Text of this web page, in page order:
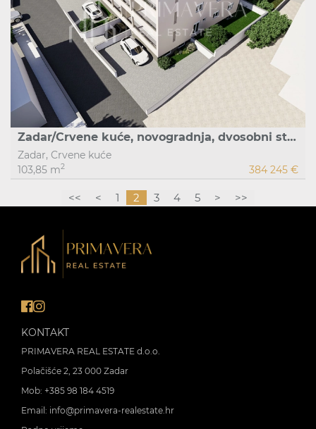
Zadar/Crvene kuće, novogradnja, dvosobni stan S2, prizemlje, vrt
Zadar, Crvene kuće
103,85 m2 384 245 €
<< < 1 2 3 4 5 > >>
KONTAKT
PRIMAVERA REAL ESTATE d.o.o.
Polačišće 2, 23 000 Zadar
Mob: +385 98 184 4519
Email: info@primavera-realestate.hr